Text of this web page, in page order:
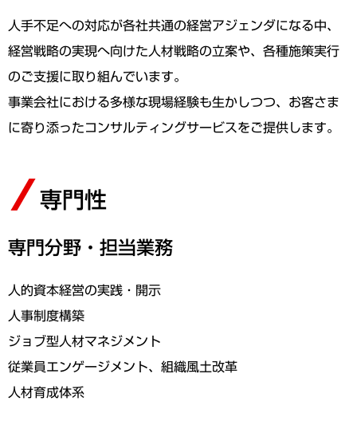
人手不足への対応が各社共通の経営アジェンダになる中、
経営戦略の実現へ向けた人材戦略の立案や、各種施策実行
のご支援に取り組んでいます。
事業会社における多様な現場経験も生かしつつ、お客さま
に寄り添ったコンサルティングサービスをご提供します。
専門性
専門分野・担当業務
人的資本経営の実践・開示
人事制度構築
ジョブ型人材マネジメント
従業員エンゲージメント、組織風土改革
人材育成体系